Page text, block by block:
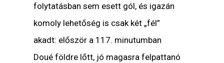
folytatásban sem esett gól, és igazán
komoly lehetőség is csak két „fél”
akadt: először a 117. minutumban
Doué földre lőtt, jó magasra felpattanó